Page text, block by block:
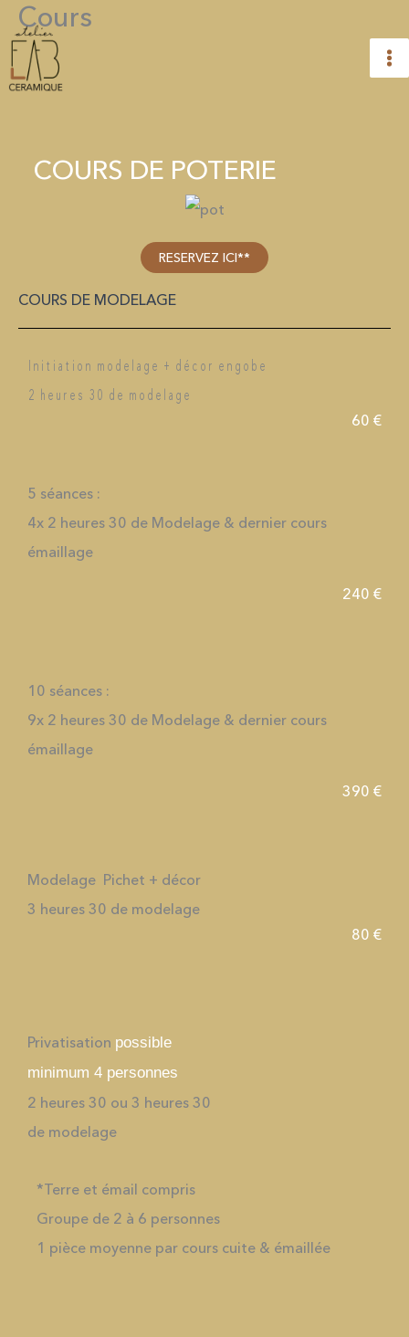
Aller
au
contenu
Cours
COURS DE POTERIE
RESERVEZ ICI**
COURS DE MODELAGE
Initiation modelage + décor engobe
2 heures 30 de modelage
60 €
5 séances :
4x 2 heures 30 de Modelage & dernier cours
émaillage
240 €
10 séances :
9x 2 heures 30 de Modelage & dernier cours
émaillage
390 €
Modelage Pichet + décor
3 heures 30 de modelage
80 €
Privatisation possible
minimum 4 personnes
2 heures 30 ou 3 heures 30
de modelage
*Terre et émail compris
Groupe de 2 à 6 personnes
1 pièce moyenne par cours cuite & émaillée